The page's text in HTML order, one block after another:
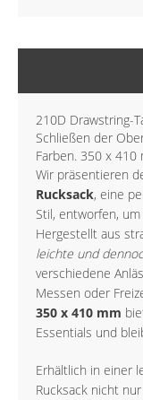
210D Drawstring-
Schließen der
Farben. 350 x 410
Wir präsentieren
Rucksack, eine
Stil, entworfen,
Hergestellt aus
leichte und
verschiedene
Messen oder
350 x 410 mm
Essentials und
Erhältlich in einer
Rucksack nicht